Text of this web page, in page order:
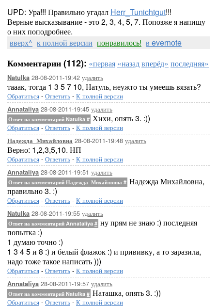
UPD: Ура!!! Правильно угадал Herr_Tunichtgut!!!
Верные высказывание - это 2, 3, 4, 5, 7. Попозже я напишу
о них поподробнее.
вверх^ к полной версии понравилось! в evernote
Комментарии (112): «первая «назадвперёд» последняя»
Natulka 28-08-2011-19:42 удалить
тааак, тогда 1 3 5 7 10, Натуль, неужто ты умеешь вязать?
Обратиться - Ответить - К полной версии
Annataliya 28-08-2011-19:45 удалить
Ответ на комментарий Natulka # Хихи, опять 3. :))
Обратиться - Ответить - К полной версии
Надежда_Михайловна 28-08-2011-19:48 удалить
Верно: 1,2,3,5,10. НП
Обратиться - Ответить - К полной версии
Annataliya 28-08-2011-19:51 удалить
Ответ на комментарий Надежда_Михайловна # Надежда Михайловна,
правильно 3. :)
Обратиться - Ответить - К полной версии
Natulka 28-08-2011-19:55 удалить
Ответ на комментарий Annataliya # ну прям не знаю :) последняя
попытка :)
1 думаю точно :)
1 3 4 5 и 8 :) и белый флажок :) и прививку, а то заразила,
надо тоже такое написать )))
Обратиться - Ответить - К полной версии
Annataliya 28-08-2011-19:57 удалить
Ответ на комментарий Natulka # Наташка, опять 3. :))
Обратиться - Ответить - К полной версии